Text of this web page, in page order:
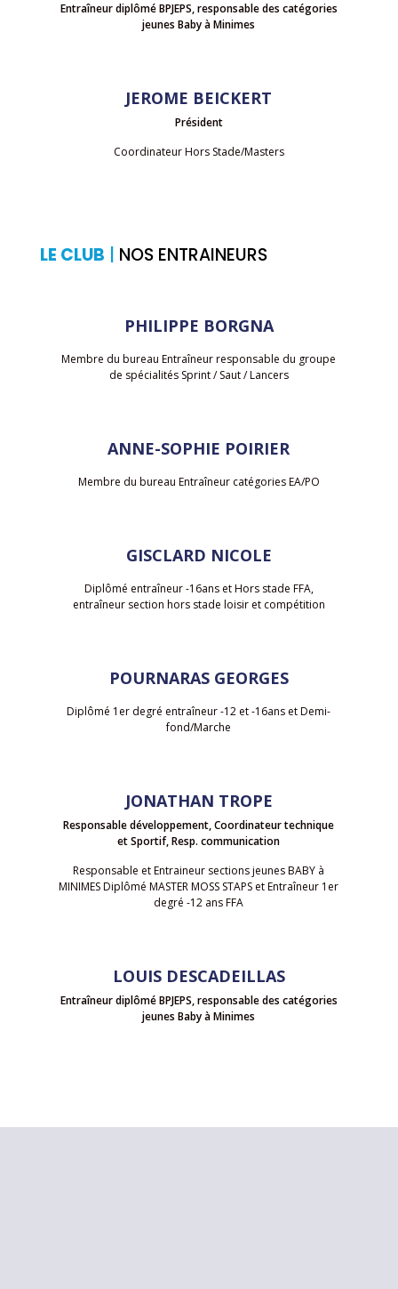
Entraîneur diplômé BPJEPS, responsable des catégories
jeunes Baby à Minimes
JEROME BEICKERT
Président
Coordinateur Hors Stade/Masters
LE CLUB NOS ENTRAINEURS
PHILIPPE BORGNA
Membre du bureau Entraîneur responsable du groupe
de spécialités Sprint / Saut / Lancers
ANNE-SOPHIE POIRIER
Membre du bureau Entraîneur catégories EA/PO
GISCLARD NICOLE
Diplômé entraîneur -16ans et Hors stade FFA,
entraîneur section hors stade loisir et compétition
POURNARAS GEORGES
Diplômé 1er degré entraîneur -12 et -16ans et Demi-
fond/Marche
JONATHAN TROPE
Responsable développement, Coordinateur technique
et Sportif, Resp. communication
Responsable et Entraineur sections jeunes BABY à
MINIMES Diplômé MASTER MOSS STAPS et Entraîneur 1er
degré -12 ans FFA
LOUIS DESCADEILLAS
Entraîneur diplômé BPJEPS, responsable des catégories
jeunes Baby à Minimes